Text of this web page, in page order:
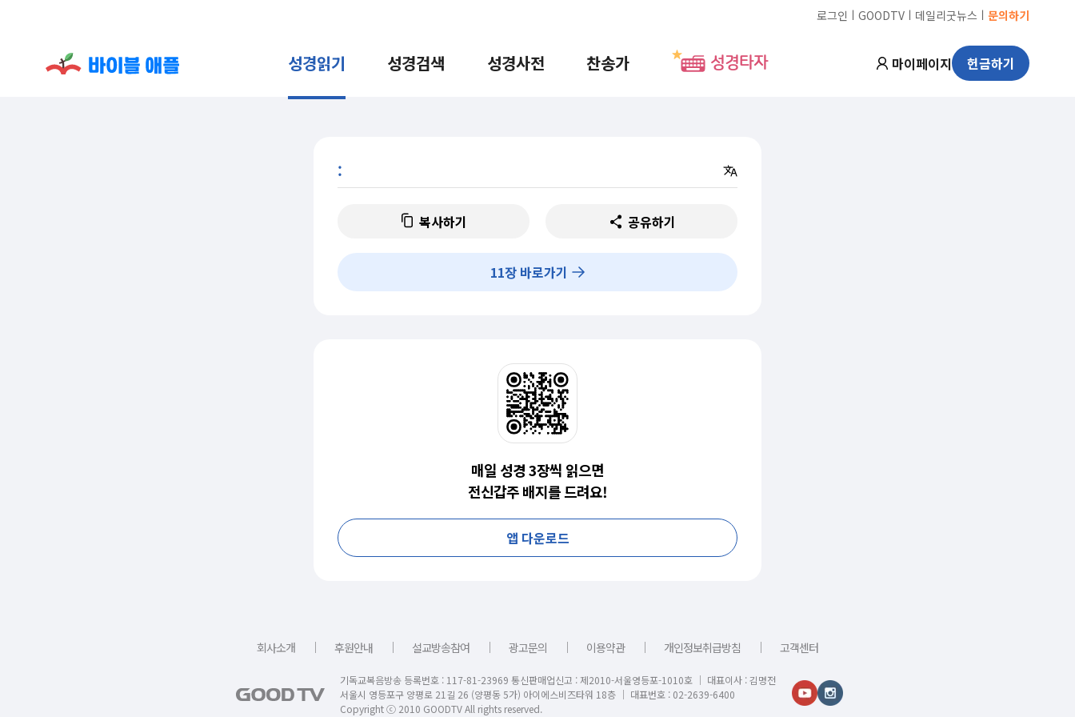
로그인 ㅣ GOODTV ㅣ 데일리굿뉴스 ㅣ 문의하기
성경읽기 성경검색 성경사전 찬송가 성경타자 마이페이지 헌금하기
:
복사하기 공유하기
11장 바로가기
매일 성경 3장씩 읽으면
전신갑주 배지를 드려요!
앱 다운로드
회사소개 ｜ 후원안내 ｜ 설교방송참여 ｜ 광고문의 ｜ 이용약관 ｜ 개인정보취급방침 ｜ 고객센터
기독교복음방송 등록번호 : 117-81-23969 통신판매업신고 : 제2010-서울영등포-1010호 │ 대표이사 : 김명전
서울시 영등포구 양평로 21길 26 (양평동 5가) 아이에스비즈타워 18층 │ 대표번호 : 02-2639-6400
Copyright ⓒ 2010 GOODTV All rights reserved.